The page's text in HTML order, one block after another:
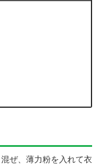
ぜ、薄力粉を入れて衣